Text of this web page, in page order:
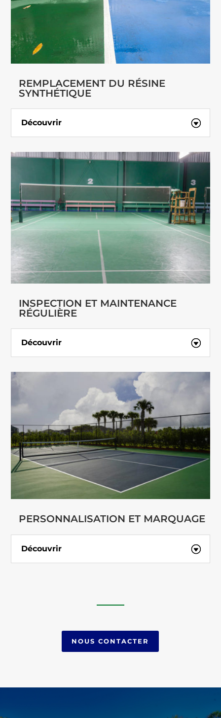
REMPLACEMENT DU RÉSINE
SYNTHÉTIQUE
Découvrir
INSPECTION ET MAINTENANCE
RÉGULIÈRE
Découvrir
PERSONNALISATION ET MARQUAGE
Découvrir
NOUS CONTACTER